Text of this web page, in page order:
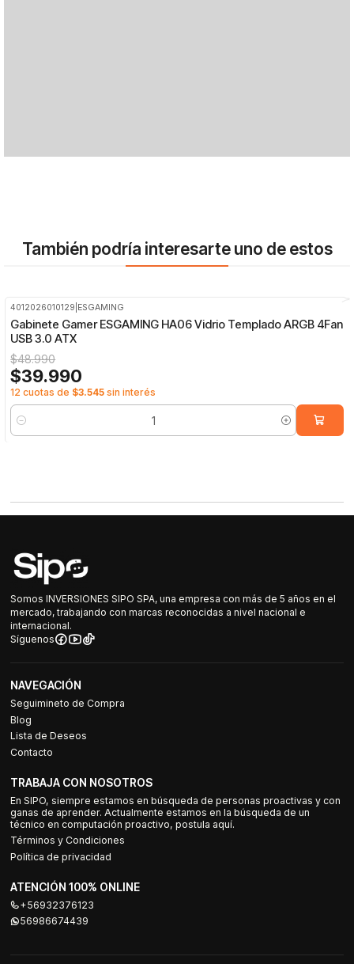
También podría interesarte uno de estos
4012026010129 ESGAMING
Gabinete Gamer ESGAMING HA06 Vidrio Templado ARGB 4Fan
USB 3.0 ATX
$48.990
$39.990
12 cuotas de $3.545 sin interés
Cantidad
Somos INVERSIONES SIPO SPA, una empresa con más de 5 años en el
mercado, trabajando con marcas reconocidas a nivel nacional e
internacional.
Síguenos
NAVEGACIÓN
Seguimineto de Compra
Blog
Lista de Deseos
Contacto
TRABAJA CON NOSOTROS
En SIPO, siempre estamos en búsqueda de personas proactivas y con
ganas de aprender. Actualmente estamos en la búsqueda de un
técnico en computación proactivo, postula aquí.
Términos y Condiciones
Política de privacidad
ATENCIÓN 100% ONLINE
+56932376123
56986674439